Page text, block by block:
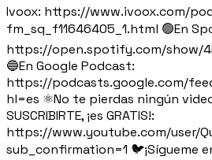
Ivoox: https://www.ivoox.com/
fm_sq_f11646405_1.html 🟢En
https://open.spotify.com/show/
🔵En Google Podcast:
https://podcasts.google.com/
hl=es ⚛️No te pierdas ningún
SUSCRIBIRTE, ¡es GRATIS!:
https://www.youtube.com/user/
sub_confirmation=1 🐦¡Sígueme